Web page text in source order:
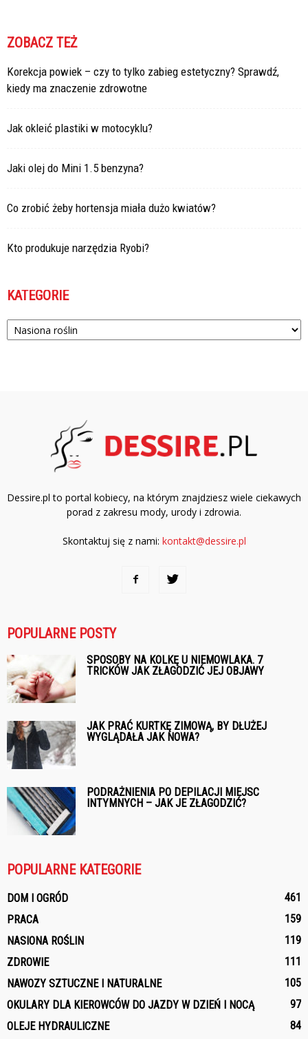
ZOBACZ TEŻ
Korekcja powiek – czy to tylko zabieg estetyczny? Sprawdź,
kiedy ma znaczenie zdrowotne
Jak okleić plastiki w motocyklu?
Jaki olej do Mini 1.5 benzyna?
Co zrobić żeby hortensja miała dużo kwiatów?
Kto produkuje narzędzia Ryobi?
KATEGORIE
Kategorie
Dessire.pl to portal kobiecy, na którym znajdziesz wiele ciekawych
porad z zakresu mody, urody i zdrowia.
Skontaktuj się z nami: kontakt@dessire.pl
POPULARNE POSTY
SPOSOBY NA KOLKĘ U NIEMOWLAKA. 7
TRICKÓW JAK ZŁAGODZIĆ JEJ OBJAWY
JAK PRAĆ KURTKĘ ZIMOWĄ, BY DŁUŻEJ
WYGLĄDAŁA JAK NOWA?
PODRAŻNIENIA PO DEPILACJI MIEJSC
INTYMNYCH – JAK JE ZŁAGODZIĆ?
POPULARNE KATEGORIE
DOM I OGRÓD
461
PRACA
159
NASIONA ROŚLIN
119
ZDROWIE
111
NAWOZY SZTUCZNE I NATURALNE
105
OKULARY DLA KIEROWCÓW DO JAZDY W DZIEŃ I NOCĄ
97
OLEJE HYDRAULICZNE
84